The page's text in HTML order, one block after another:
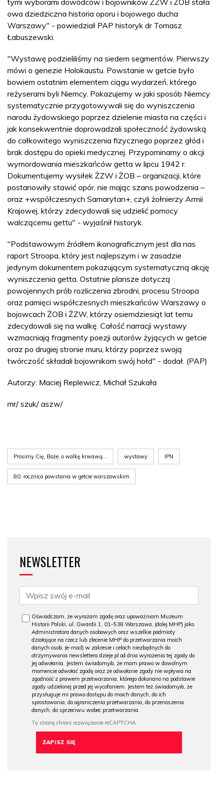
owa dziedziczna historia oporu i bojowego ducha
Warszawy" - powiedział PAP historyk dr Tomasz
Łabuszewski.
"Wystawę podzieliliśmy na siedem segmentów. Pierwszy
mówi o genezie Holokaustu. Powstanie w getcie było
bowiem ostatnim elementem ciągu wydarzeń, którego
reżyserami byli Niemcy. Pokazujemy w jaki sposób Niemcy
systematycznie przygotowywali się do wyniszczenia
narodu żydowskiego poprzez dzielenie miasta na części i
jak konsekwentnie doprowadzali społeczność żydowską
do całkowitego wyniszczenia fizycznego poprzez głód i
brak dostępu do opieki medycznej. Przypominamy o akcji
wymordowania mieszkańców getta w lipcu 1942 r.
Dokumentujemy wysiłek ŻZW i ŻOB – organizacji, które
postanowiły stawić opór, nie mając szans powodzenia –
oraz +współczesnych Samarytan+, czyli żołnierzy Armii
Krajowej, którzy zdecydowali się udzielić pomocy
walczącemu gettu" - wyjaśnił historyk.
"Podstawowym źródłem ikonograficznym jest dla nas
raport Stroopa, który jest najlepszym i w zasadzie
jedynym dokumentem pokazującym systematyczną akcję
wyniszczenia getta. Ostatnie plansze dotyczą
powojennych prób rozliczenia zbrodni, procesu Stroopa
oraz pamięci współczesnych mieszkańców Warszawy o
bojowcach ŻOB i ŻZW, którzy osiemdziesiąt lat temu
zdecydowali się na walkę. Całość narracji wystawy
wzmacniają fragmenty poezji autorów żyjących w getcie
oraz po drugiej stronie muru, którzy poprzez swoją
twórczość składali bojownikom swój hołd" - dodał. (PAP)
Autorzy: Maciej Replewicz, Michał Szukała
mr/ szuk/ aszw/
Prosimy Cię, Boże, o walkę krwawą… wystawy IPN
80. rocznica powstania w getcie warszawskim
NEWSLETTER
Oświadczam, że wyrażam zgodę oraz upoważniam Muzeum
Historii Polski, ul. Gwardii 1, 01-538 Warszawa, (dalej MHP) jako
Administratora danych osobowych oraz wszelkie podmioty
działające na rzecz lub zlecenie MHP do przetwarzania moich
danych osob. (e-mail) w zakresie i celach niezbędnych do
otrzymywania newslettera dzieje.pl od dnia wyrażenia tej zgody do
jej odwołania. Jestem świadomy/a, że mam prawo w dowolnym
momencie odwołać zgodę oraz że odwołanie zgody nie wpływa na
zgodność z prawem przetwarzania, którego dokonano na podstawie
zgody udzielonej przed jej wycofaniem. Jestem też świadomy/a, że
przysługuje mi prawo dostępu do moich danych, do ich
sprostowania, do ograniczenia przetwarzania, do przenoszenia
danych, do sprzeciwu wobec przetwarzania.